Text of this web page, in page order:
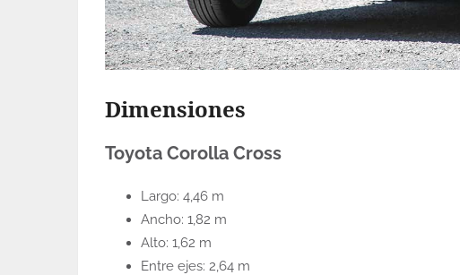
Dimensiones
Toyota Corolla Cross
Largo: 4,46 m
Ancho: 1,82 m
Alto: 1,62 m
Entre ejes: 2,64 m